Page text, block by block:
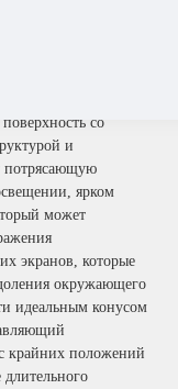
со
и
потрясающую
ярком
может
экранов которые
окружающего
идеальным конусом
крайних положений